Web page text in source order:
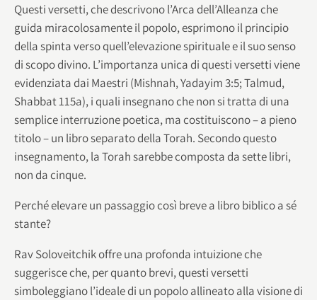
Questi versetti, che descrivono l’Arca dell’Alleanza che
guida miracolosamente il popolo, esprimono il principio
della spinta verso quell’elevazione spirituale e il suo senso
di scopo divino. L’importanza unica di questi versetti viene
evidenziata dai Maestri (Mishnah, Yadayim 3:5; Talmud,
Shabbat 115a), i quali insegnano che non si tratta di una
semplice interruzione poetica, ma costituiscono – a pieno
titolo – un libro separato della Torah. Secondo questo
insegnamento, la Torah sarebbe composta da sette libri,
non da cinque.
Perché elevare un passaggio così breve a libro biblico a sé
stante?
Rav Soloveitchik offre una profonda intuizione che
suggerisce che, per quanto brevi, questi versetti
simboleggiano l’ideale di un popolo allineato alla visione di